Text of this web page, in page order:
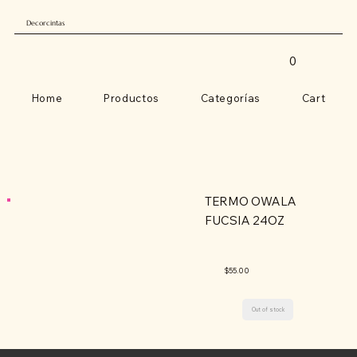
Decorcintas
Home Productos Categorías Cart
0
Out of stock
TERMO OWALA
FUCSIA 24OZ
$55.00